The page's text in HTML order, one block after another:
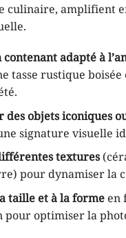
culinaire, amplifient
contenant adapté à
tasse rustique
objets iconiques
signature visuelle
textures
pour dynamiser la
taille et à la formeen
pour optimiser la